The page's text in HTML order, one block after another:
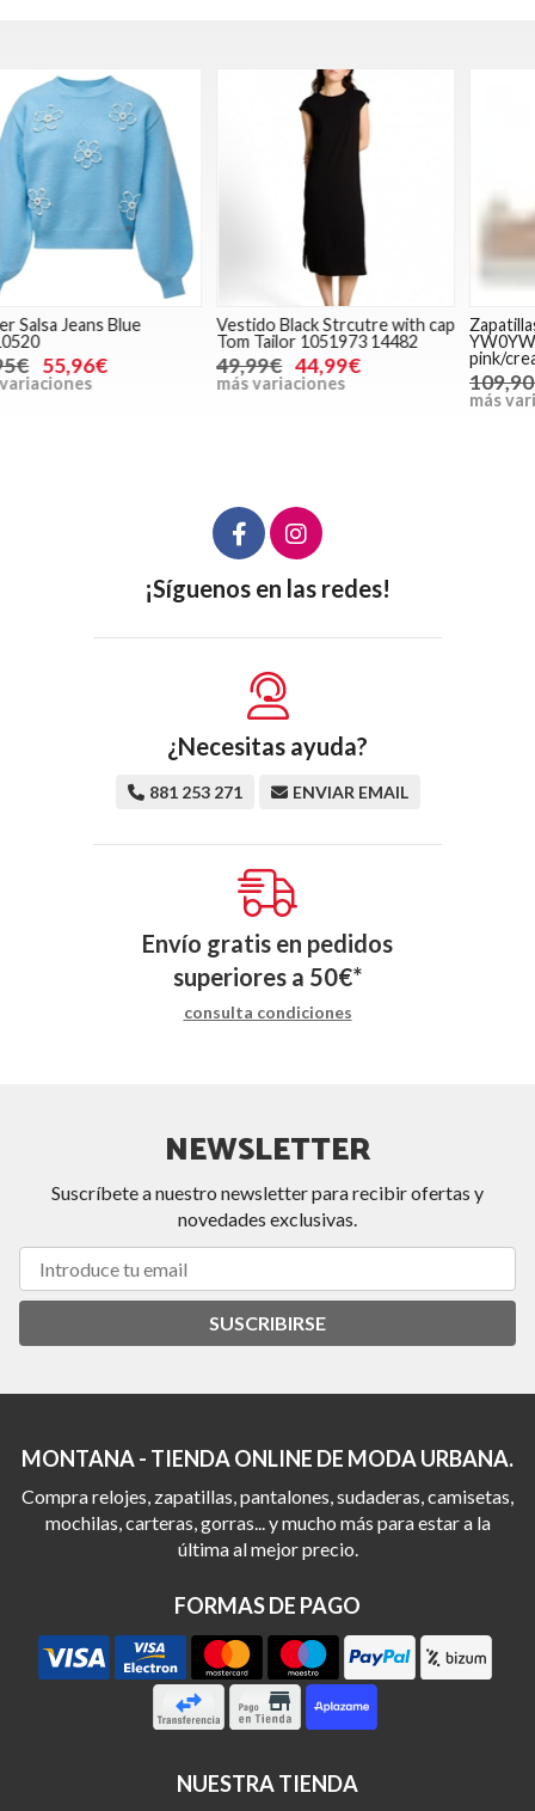
Vestido Black Strcutre with cap
Tom Tailor 1051973 14482
49,99€ 44,99€
más variaciones
Zapatillas Calvin Klein Jeans
YW0YW01833 0JV whisper
pink/creamy white
109,90€
¡Síguenos en las redes!
¿Necesitas ayuda?
881 253 271 ENVIAR EMAIL
Envío gratis en pedidos
superiores a 50€*
consulta condiciones
NEWSLETTER
Suscríbete a nuestro newsletter para recibir ofertas y
novedades exclusivas.
SUSCRIBIRSE
MONTANA - TIENDA ONLINE DE MODA URBANA.
Compra relojes, zapatillas, pantalones, sudaderas, camisetas,
mochilas, carteras, gorras... y mucho más para estar a la
última al mejor precio.
FORMAS DE PAGO
NUESTRA TIENDA